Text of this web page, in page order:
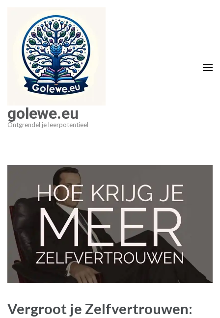
inhoud
golewe.eu
Ontgrendel je leerpotentieel
Vergroot je Zelfvertrouwen: